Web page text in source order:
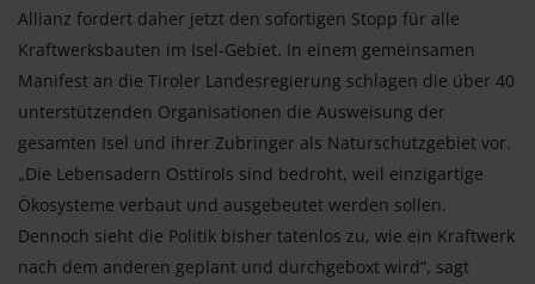
Allianz fordert daher jetzt den sofortigen Stopp für alle
Kraftwerksbauten im Isel-Gebiet. In einem gemeinsamen
Manifest an die Tiroler Landesregierung schlagen die über 40
unterstützenden Organisationen die Ausweisung der
gesamten Isel und ihrer Zubringer als Naturschutzgebiet vor.
„Die Lebensadern Osttirols sind bedroht, weil einzigartige
Ökosysteme verbaut und ausgebeutet werden sollen.
Dennoch sieht die Politik bisher tatenlos zu, wie ein Kraftwerk
nach dem anderen geplant und durchgeboxt wird“, sagt